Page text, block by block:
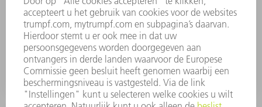
NC-tekst met één muisklik wordt geselecteerd. Alle
doorgevoerde wijzigingen worden direct zichtbaar
gemaakt en maken daarmee het werken met het
programma veiliger dan ooit.